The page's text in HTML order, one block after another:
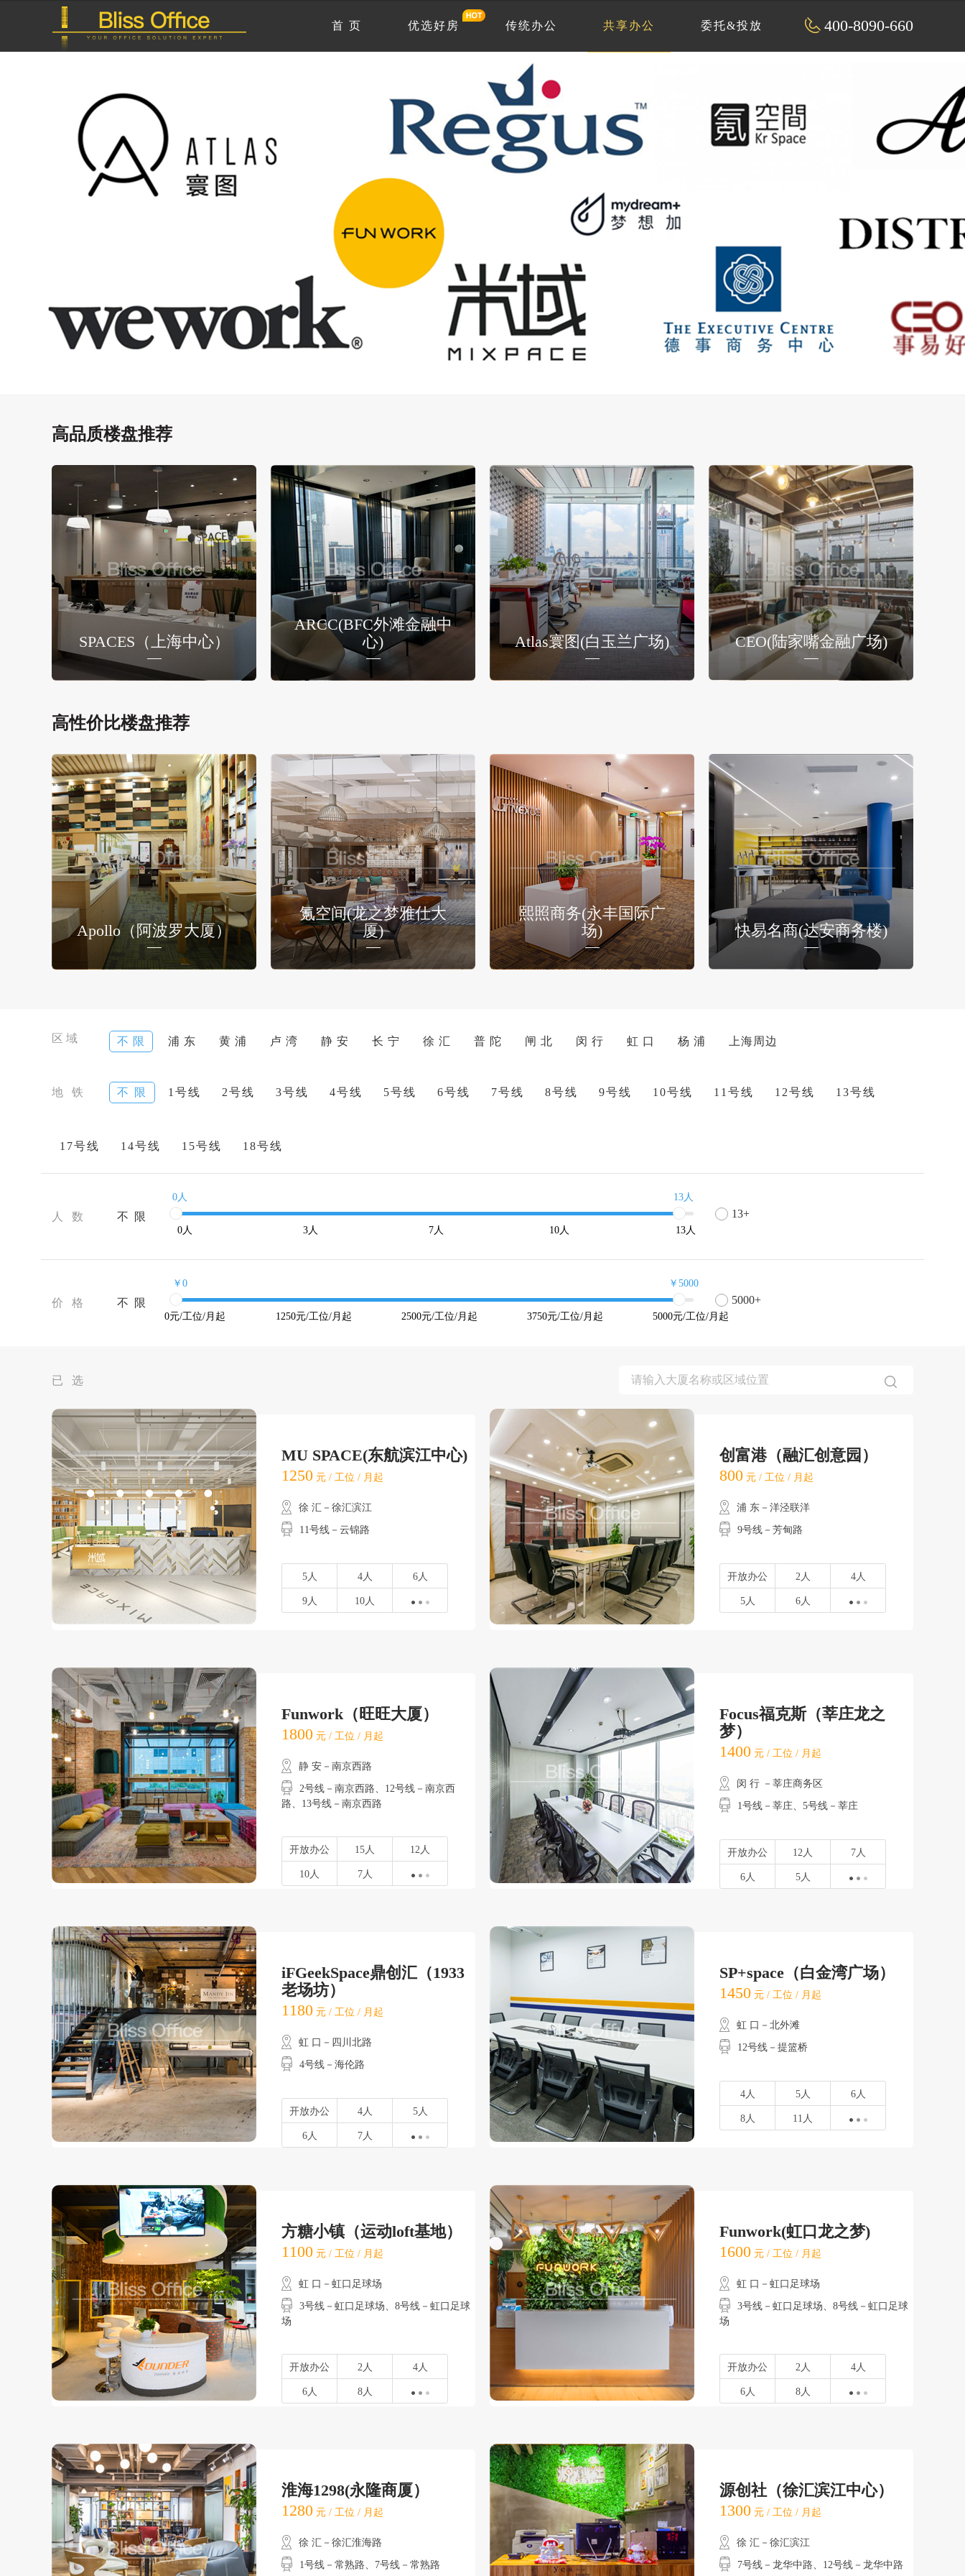
400-8090-660
首 页 优选好房 传统办公 共享办公 委托&投放
高品质楼盘推荐
SPACES（上海中心）
ARCC(BFC外滩金融中
心)
Atlas寰图(白玉兰广场) CEO(陆家嘴金融广场)
高性价比楼盘推荐
Apollo（阿波罗大厦）
氪空间(龙之梦雅仕大
厦)
熙照商务(永丰国际广
场)
快易名商(达安商务楼)
区域 不 限 浦 东 黄 浦 卢 湾 静 安 长 宁 徐 汇 普 陀 闸 北 闵 行 虹 口 杨 浦 上海周边
地 铁 不 限 1号线 2号线 3号线 4号线 5号线 6号线 7号线 8号线 9号线 10号线 11号线 12号线 13号线
17号线 14号线 15号线 18号线
人 数 不 限
0人 13人
0人 3人 7人 10人 13人
13+
价 格 不 限
￥0 ￥5000
0元/工位/月起 1250元/工位/月起 2500元/工位/月起 3750元/工位/月起 5000元/工位/月起
5000+
已 选
MU SPACE(东航滨江中心)
1250 元 / 工位 / 月起
徐 汇－徐汇滨江
11号线－云锦路
5人 4人 6人
9人 10人
创富港（融汇创意园）
800 元 / 工位 / 月起
浦 东－洋泾联洋
9号线－芳甸路
开放办公 2人 4人
5人 6人
Funwork（旺旺大厦）
1800 元 / 工位 / 月起
静 安－南京西路
2号线－南京西路、12号线－南京西
路、13号线－南京西路
开放办公 15人 12人
10人 7人
Focus福克斯（莘庄龙之
梦）
1400 元 / 工位 / 月起
闵 行 －莘庄商务区
1号线－莘庄、5号线－莘庄
开放办公 12人 7人
6人 5人
iFGeekSpace鼎创汇（1933
老场坊）
1180 元 / 工位 / 月起
虹 口－四川北路
4号线－海伦路
开放办公 4人 5人
6人 7人
SP+space（白金湾广场）
1450 元 / 工位 / 月起
虹 口－北外滩
12号线－提篮桥
4人 5人 6人
8人 11人
方糖小镇（运动loft基地）
1100 元 / 工位 / 月起
虹 口－虹口足球场
3号线－虹口足球场、8号线－虹口足球
场
开放办公 2人 4人
6人 8人
Funwork(虹口龙之梦)
1600 元 / 工位 / 月起
虹 口－虹口足球场
3号线－虹口足球场、8号线－虹口足球
场
开放办公 2人 4人
6人 8人
淮海1298(永隆商厦）
1280 元 / 工位 / 月起
徐 汇－徐汇淮海路
1号线－常熟路、7号线－常熟路
源创社（徐汇滨江中心）
1300 元 / 工位 / 月起
徐 汇－徐汇滨江
7号线－龙华中路、12号线－龙华中路